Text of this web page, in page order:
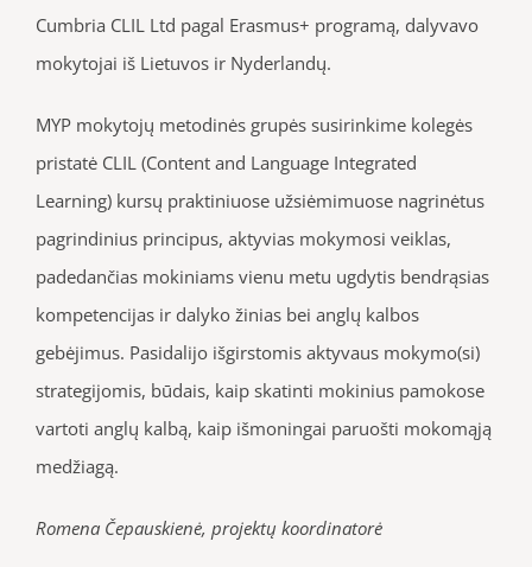
Cumbria CLIL Ltd pagal Erasmus+ programą, dalyvavo
mokytojai iš Lietuvos ir Nyderlandų.
MYP mokytojų metodinės grupės susirinkime kolegės
pristatė CLIL (Content and Language Integrated
Learning) kursų praktiniuose užsiėmimuose nagrinėtus
pagrindinius principus, aktyvias mokymosi veiklas,
padedančias mokiniams vienu metu ugdytis bendrąsias
kompetencijas ir dalyko žinias bei anglų kalbos
gebėjimus. Pasidalijo išgirstomis aktyvaus mokymo(si)
strategijomis, būdais, kaip skatinti mokinius pamokose
vartoti anglų kalbą, kaip išmoningai paruošti mokomąją
medžiagą.
Romena Čepauskienė, projektų koordinatorė